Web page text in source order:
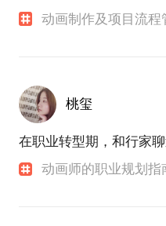
动画制作及项目流程
桃玺
在职业转型期，和行家
动画师的职业规划指